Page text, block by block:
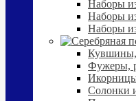
Наборы
Наборы
Наборы
Фужеры,
Солонки